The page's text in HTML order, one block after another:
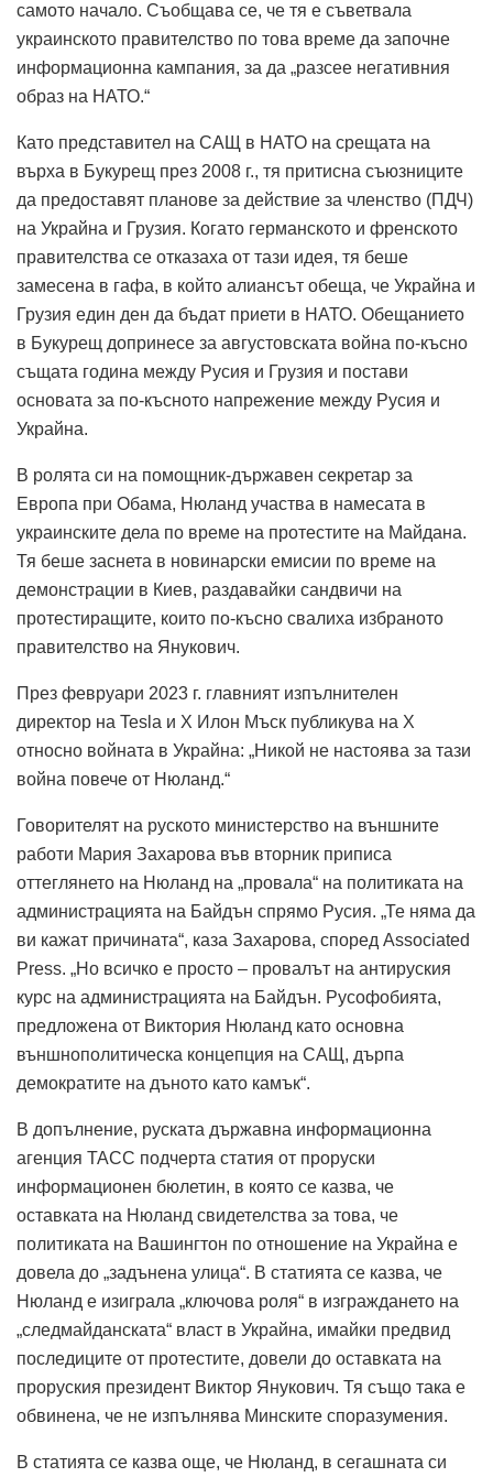
самото начало. Съобщава се, че тя е съветвала
украинското правителство по това време да започне
информационна кампания, за да „разсее негативния
образ на НАТО.“
Като представител на САЩ в НАТО на срещата на
върха в Букурещ през 2008 г., тя притисна съюзниците
да предоставят планове за действие за членство (ПДЧ)
на Украйна и Грузия. Когато германското и френското
правителства се отказаха от тази идея, тя беше
замесена в гафа, в който алиансът обеща, че Украйна и
Грузия един ден да бъдат приети в НАТО. Обещанието
в Букурещ допринесе за августовската война по-късно
същата година между Русия и Грузия и постави
основата за по-късното напрежение между Русия и
Украйна.
В ролята си на помощник-държавен секретар за
Европа при Обама, Нюланд участва в намесата в
украинските дела по време на протестите на Майдана.
Тя беше заснета в новинарски емисии по време на
демонстрации в Киев, раздавайки сандвичи на
протестиращите, които по-късно свалиха избраното
правителство на Янукович.
През февруари 2023 г. главният изпълнителен
директор на Tesla и X Илон Мъск публикува на X
относно войната в Украйна: „Никой не настоява за тази
война повече от Нюланд.“
Говорителят на руското министерство на външните
работи Мария Захарова във вторник приписа
оттеглянето на Нюланд на „провала“ на политиката на
администрацията на Байдън спрямо Русия. „Те няма да
ви кажат причината“, каза Захарова, според Associated
Press. „Но всичко е просто – провалът на антируския
курс на администрацията на Байдън. Русофобията,
предложена от Виктория Нюланд като основна
външнополитическа концепция на САЩ, дърпа
демократите на дъното като камък“.
В допълнение, руската държавна информационна
агенция ТАСС подчерта статия от проруски
информационен бюлетин, в която се казва, че
оставката на Нюланд свидетелства за това, че
политиката на Вашингтон по отношение на Украйна е
довела до „задънена улица“. В статията се казва, че
Нюланд е изиграла „ключова роля“ в изграждането на
„следмайданската“ власт в Украйна, имайки предвид
последиците от протестите, довели до оставката на
проруския президент Виктор Янукович. Тя също така е
обвинена, че не изпълнява Минските споразумения.
В статията се казва още, че Нюланд, в сегашната си